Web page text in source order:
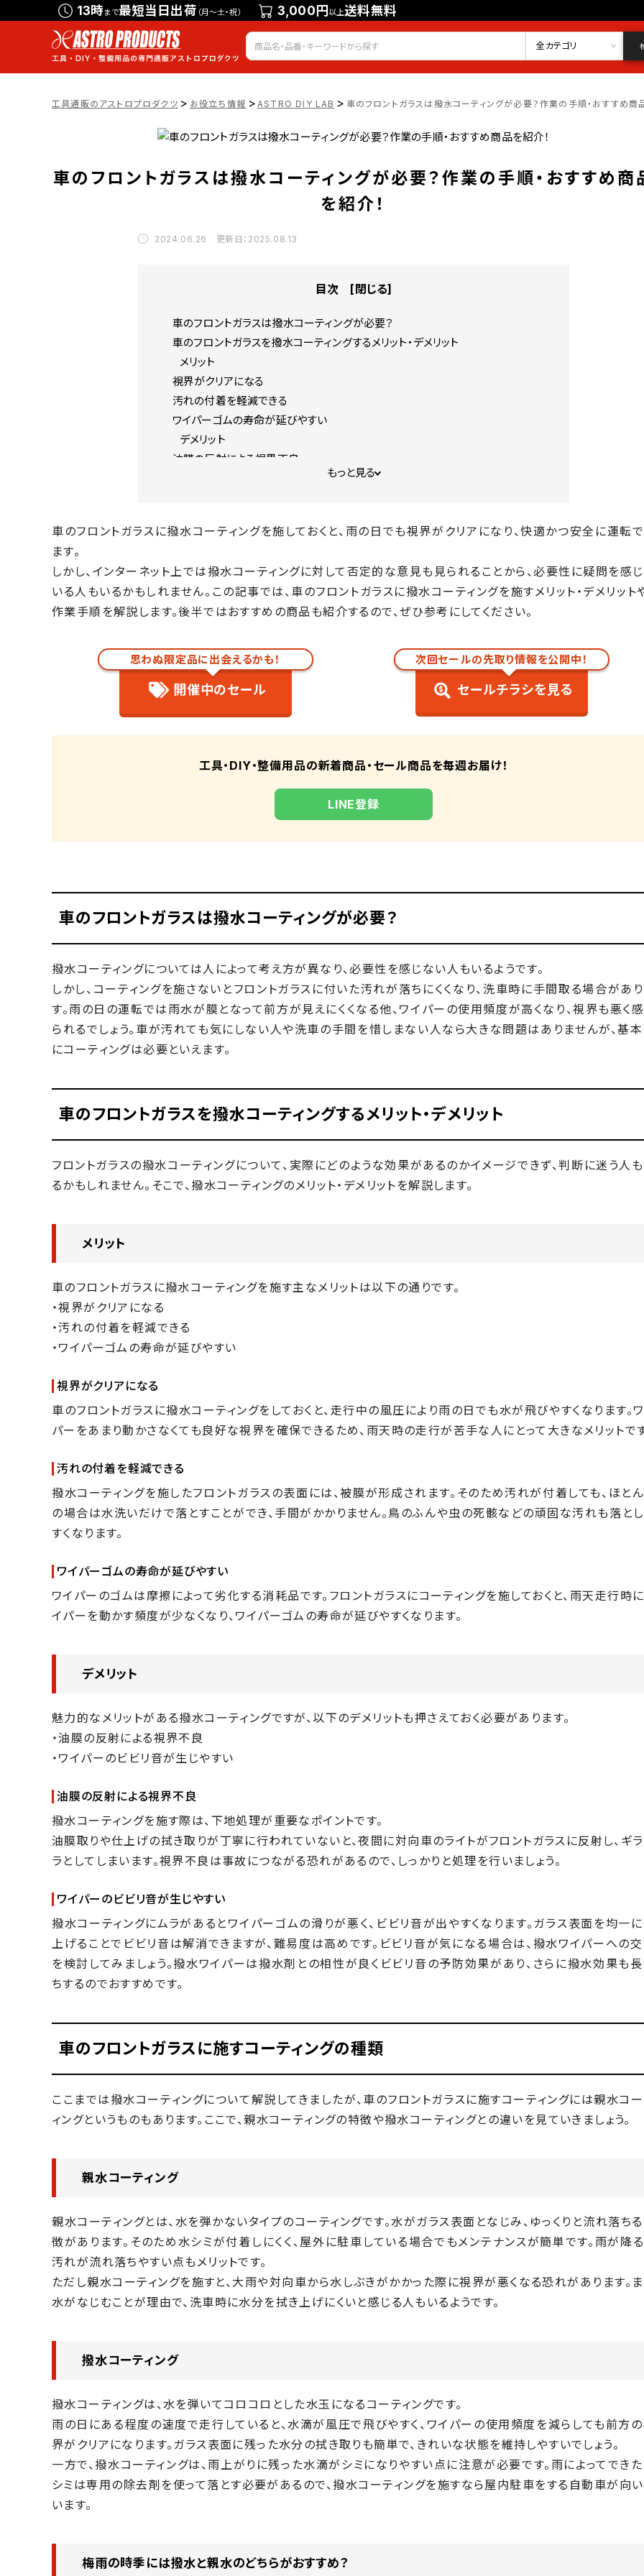
13時まで最短当日出荷 （月～土・祝） 3,000円以上送料無料
会員登録 ログイン
お気に入り
全カテゴリ
工具通販のアストロプロダクツ > お役立ち情報 > ASTRO DIY LAB > 車のフロントガラスは撥水コーティングが必要？作業の手順・おすすめ商
車のフロントガラスは撥水コーティングが必要？作業の手順・おすすめ商
を紹介！
2024.06.26 更新日：2025.08.13
目次 [閉じる]
車のフロントガラスは撥水コーティングが必要？
車のフロントガラスを撥水コーティングするメリット・デメリット
メリット
視界がクリアになる
汚れの付着を軽減できる
ワイパーゴムの寿命が延びやすい
デメリット
油膜の反射による視界不良
撥水コーティング
撥水コーティング剤の種類
シリコン系コーティング
フッ素系コーティング
1.下地処理
2.コーティング剤の塗布
3.コーティング剤の乾燥
4.コーティング剤の拭き上げ
洗車機の使用はなるべく避ける
撥水ワイパーを使用する
車両用高機能コーティング剤 300mL
まとめ
もっと見る
車のフロントガラスに撥水コーティングを施しておくと、雨の日でも視界がクリアになり、快適かつ安全に運転
ます。
しかし、インターネット上では撥水コーティングに対して否定的な意見も見られることから、必要性に疑問を感
いる人もいるかもしれません。この記事では、車のフロントガラスに撥水コーティングを施すメリット・デメリット
作業手順を解説します。後半ではおすすめの商品も紹介するので、ぜひ参考にしてください。
思わぬ限定品に出会えるかも！
開催中のセール
次回セールの先取り情報を公開中！
セールチラシを見る
工具・DIY・整備用品の新着商品・セール商品を毎週お届け！
LINE登録
車のフロントガラスは撥水コーティングが必要？
撥水コーティングについては人によって考え方が異なり、必要性を感じない人もいるようです。
しかし、コーティングを施さないとフロントガラスに付いた汚れが落ちにくくなり、洗車時に手間取る場合があ
す。雨の日の運転では雨水が膜となって前方が見えにくくなる他、ワイパーの使用頻度が高くなり、視界も悪く
られるでしょう。車が汚れても気にしない人や洗車の手間を惜しまない人なら大きな問題はありませんが、基
にコーティングは必要といえます。
車のフロントガラスを撥水コーティングするメリット・デメリット
フロントガラスの撥水コーティングについて、実際にどのような効果があるのかイメージできず、判断に迷う人
るかもしれません。そこで、撥水コーティングのメリット・デメリットを解説します。
メリット
車のフロントガラスに撥水コーティングを施す主なメリットは以下の通りです。
・視界がクリアになる
・汚れの付着を軽減できる
・ワイパーゴムの寿命が延びやすい
視界がクリアになる
車のフロントガラスに撥水コーティングをしておくと、走行中の風圧により雨の日でも水が飛びやすくなります。
パーをあまり動かさなくても良好な視界を確保できるため、雨天時の走行が苦手な人にとって大きなメリットで
汚れの付着を軽減できる
撥水コーティングを施したフロントガラスの表面には、被膜が形成されます。そのため汚れが付着しても、ほと
の場合は水洗いだけで落とすことができ、手間がかかりません。鳥のふんや虫の死骸などの頑固な汚れも落と
すくなります。
ワイパーゴムの寿命が延びやすい
ワイパーのゴムは摩擦によって劣化する消耗品です。フロントガラスにコーティングを施しておくと、雨天走行時
イパーを動かす頻度が少なくなり、ワイパーゴムの寿命が延びやすくなります。
デメリット
魅力的なメリットがある撥水コーティングですが、以下のデメリットも押さえておく必要があります。
・油膜の反射による視界不良
・ワイパーのビビリ音が生じやすい
油膜の反射による視界不良
撥水コーティングを施す際は、下地処理が重要なポイントです。
油膜取りや仕上げの拭き取りが丁寧に行われていないと、夜間に対向車のライトがフロントガラスに反射し、ギ
ラとしてしまいます。視界不良は事故につながる恐れがあるので、しっかりと処理を行いましょう。
ワイパーのビビリ音が生じやすい
撥水コーティングにムラがあるとワイパーゴムの滑りが悪く、ビビリ音が出やすくなります。ガラス表面を均一
上げることでビビリ音は解消できますが、難易度は高めです。ビビリ音が気になる場合は、撥水ワイパーへの
を検討してみましょう。撥水ワイパーは撥水剤との相性が良くビビリ音の予防効果があり、さらに撥水効果も
ちするのでおすすめです。
車のフロントガラスに施すコーティングの種類
ここまでは撥水コーティングについて解説してきましたが、車のフロントガラスに施すコーティングには親水コ
ィングというものもあります。ここで、親水コーティングの特徴や撥水コーティングとの違いを見ていきましょう。
親水コーティング
親水コーティングとは、水を弾かないタイプのコーティングです。水がガラス表面となじみ、ゆっくりと流れ落ち
徴があります。そのため水シミが付着しにくく、屋外に駐車している場合でもメンテナンスが簡単です。雨が降
汚れが流れ落ちやすい点もメリットです。
ただし親水コーティングを施すと、大雨や対向車から水しぶきがかかった際に視界が悪くなる恐れがあります。
水がなじむことが理由で、洗車時に水分を拭き上げにくいと感じる人もいるようです。
撥水コーティング
撥水コーティングは、水を弾いてコロコロとした水玉になるコーティングです。
雨の日にある程度の速度で走行していると、水滴が風圧で飛びやすく、ワイパーの使用頻度を減らしても前方
界がクリアになります。ガラス表面に残った水分の拭き取りも簡単で、きれいな状態を維持しやすいでしょう。
一方で、撥水コーティングは、雨上がりに残った水滴がシミになりやすい点に注意が必要です。雨によってでき
シミは専用の除去剤を使って落とす必要があるので、撥水コーティングを施すなら屋内駐車をする自動車が向
います。
梅雨の時季には撥水と親水のどちらがおすすめ？